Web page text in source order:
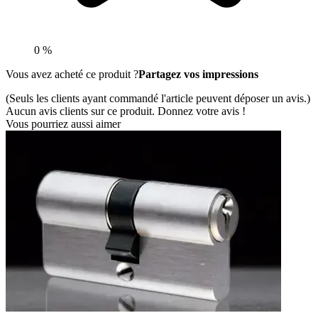
0 %
Vous avez acheté ce produit ?Partagez vos impressions
(Seuls les clients ayant commandé l'article peuvent déposer un avis.)
Aucun avis clients sur ce produit. Donnez votre avis !
Vous pourriez aussi aimer